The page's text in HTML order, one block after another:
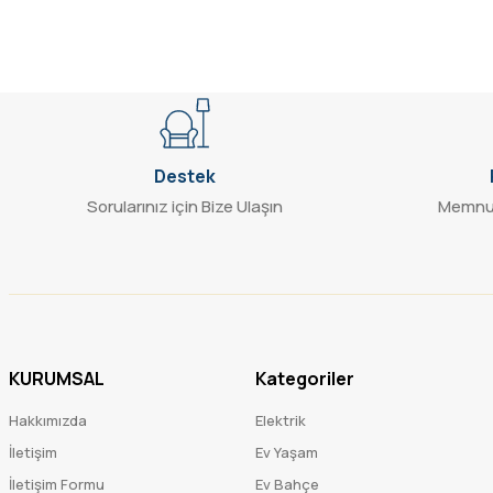
Destek
Sorularınız için Bize Ulaşın
KURUMSAL
Hakkımızda
İletişim
İletişim Formu
Kategoriler
Elektrik
Ev Yaşam
Ev Bahçe